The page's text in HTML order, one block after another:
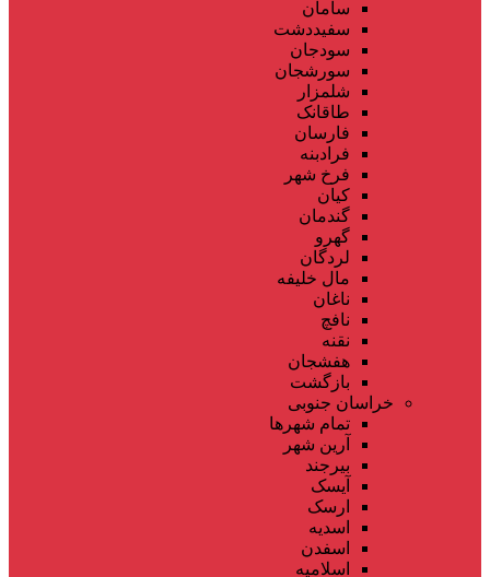
سامان
سفیددشت
سودجان
سورشجان
شلمزار
طاقانک
فارسان
فرادبنه
فرخ شهر
کیان
گندمان
گهرو
لردگان
مال خلیفه
ناغان
نافچ
نقنه
هفشجان
بازگشت
خراسان جنوبی
تمام شهر‌ها
آرین شهر
بیرجند
آیسک
ارسک
اسدیه
اسفدن
اسلامیه